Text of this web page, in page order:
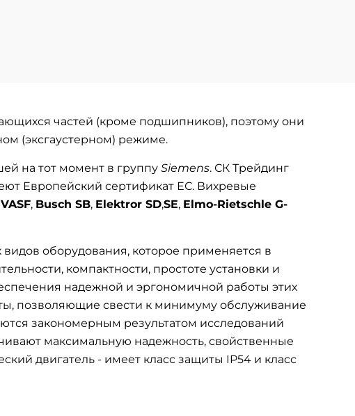
частей (кроме подшипников), поэтому они
(эксгаустерном) режиме.
на тот момент в группу Siemens. СК Трейдинг
Европейский сертификат ЕС. Вихревые
VASF, Busch SB, Elektror SD,SE, Elmo-Rietschle G-
оборудования, которое применяется в
компактности, простоте установки и
надежной и эргономичной работы этих
позволяющие свести к минимуму обслуживание
закономерным результатом исследований
максимальную надежность, свойственные
двигатель - имеет класс защиты IP54 и класс